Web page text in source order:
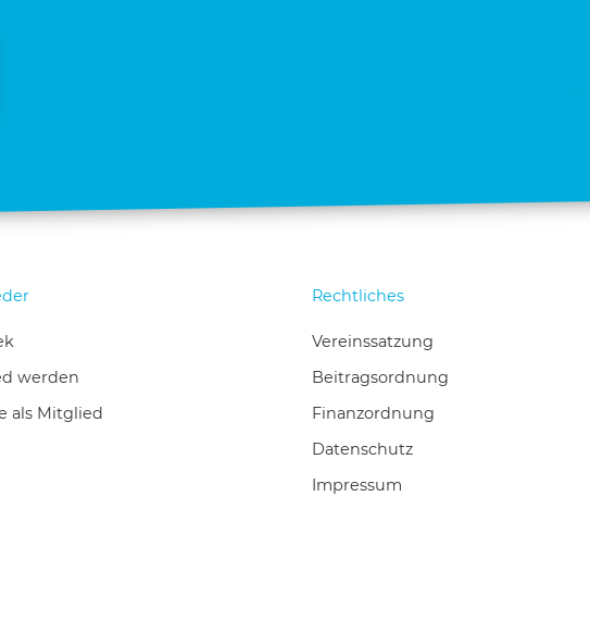
werden
als Mitglied
Rechtliches
Vereinssatzung
Beitragsordnung
Finanzordnung
Datenschutz
Impressum